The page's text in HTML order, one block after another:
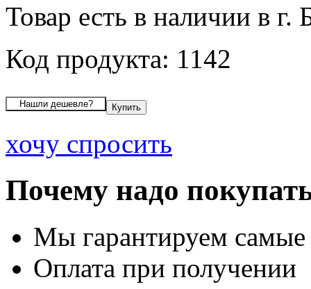
Товар есть в наличии в г.
Код продукта: 1142
хочу спросить
Почему надо
Мы гарантируем
Оплата при получении